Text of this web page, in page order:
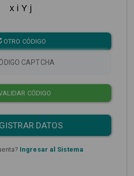
x i Y j
OTRO CÓDIGO
CÓDIGO
DATOS
Ingresar al Sistema